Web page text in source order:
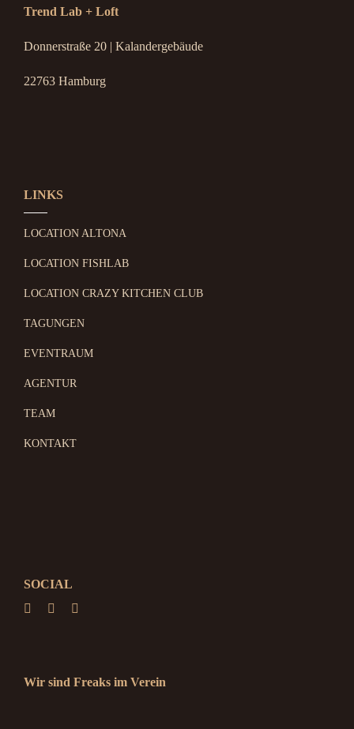
Trend Lab + Loft
Donnerstraße 20 | Kalandergebäude
22763 Hamburg
LINKS
LOCATION ALTONA
LOCATION FISHLAB
LOCATION CRAZY KITCHEN CLUB
TAGUNGEN
EVENTRAUM
AGENTUR
TEAM
KONTAKT
SOCIAL
Wir sind Freaks im Verein